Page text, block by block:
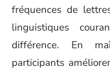
fréquences de
linguistiques
différence. En
participants